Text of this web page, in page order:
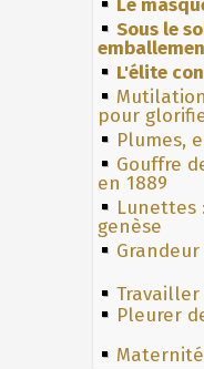
Le
Sous le
L'élite
pour
Plumes,
Gouffre
en 1889
Lunettes
genèse
Pleurer